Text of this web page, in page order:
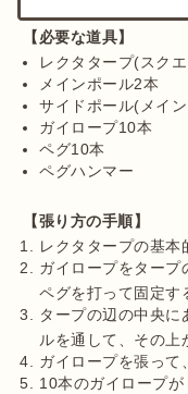
【必要な道具】
レクタタープ(スク
メインポール2本
サイドポール(メイ
ガイロープ10本
ペグ10本
ペグハンマー
【張り方の手順】
レクタタープの基
ガイロープをタープ
ペグを打って固定す
タープの辺の中央
ルを通して、その上
ガイロープを張って
10本のガイロープ